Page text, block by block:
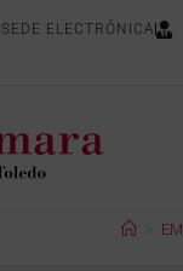
SEDE ELECTRÓNICA